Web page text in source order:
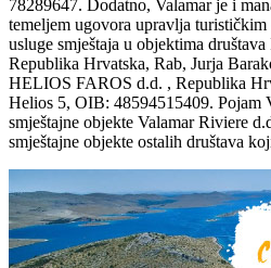
78289647. Dodatno, Valamar je i
temeljem ugovora upravlja
usluge smještaja u objektima
Republika Hrvatska, Rab, Jurja
HELIOS FAROS d.d. , Republika
Helios 5, OIB: 48594515409. Pojam
smještajne objekte Valamar Riviere
smještajne objekte ostalih društava